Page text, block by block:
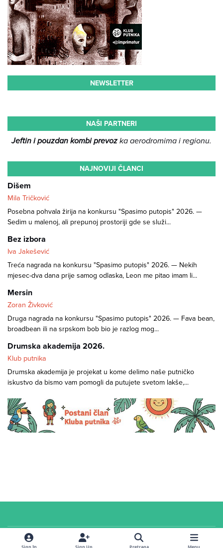
NEWSLETTER
NAŠI PARTNERI
Jeftin i pouzdan kombi prevozka aerodromima i regionu.
NAJNOVIJI ČLANCI
Dišem
Mila Tričković
Posebna pohvala žirija na konkursu "Spasimo putopis" 2026. —
Sedim u malenoj, ali prepunoj prostoriji gde se služi...
Bez izbora
Iva Jakešević
Treća nagrada na konkursu "Spasimo putopis" 2026. — Nekih
mjesec-dva dana prije samog odlaska, Leon me pitao imam li...
Mersin
Zoran Živković
Druga nagrada na konkursu "Spasimo putopis" 2026. — Fava bean,
broadbean ili na srpskom bob bio je razlog mog...
Drumska akademija 2026.
Klub putnika
Drumska akademija je projekat u kome delimo naše putničko
iskustvo da bismo vam pomogli da putujete svetom lakše,...
© 2026 Klub putnika. Sva prava zadržana. Sadržaj u
sekciji i na